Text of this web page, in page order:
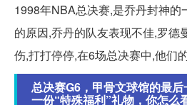
1998年NBA总决赛,是乔丹封神的
的原因,乔丹的队友表现不佳,罗德
伤,打打停停,在6场总决赛中,他们
总决赛G6，甲骨文球馆的最
一份“特殊福利”礼物，你怎么